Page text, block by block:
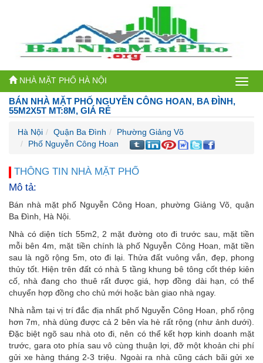
Bán
nhà
NHÀ MẶT PHỐ HÀ NỘI
BÁN NHÀ MẶT PHỐ NGUYỄN CÔNG HOAN, BA ĐÌNH,
55M2X5T MT:8M, GIÁ RẺ
Hà Nội Quận Ba Đình
Phường Giảng Võ
Phố Nguyễn Công Hoan
THÔNG TIN NHÀ MẶT PHỐ
Mô tả:
Bán nhà mặt phố Nguyễn Công Hoan, phường Giảng Võ, quận
Ba Đình, Hà Nội.
Nhà có diện tích 55m2, 2 mặt đường oto đi trước sau, mặt tiền
mỗi bên 4m, mặt tiền chính là phố Nguyễn Công Hoan, mặt tiền
sau là ngõ rộng 5m, oto đi lại. Thửa đất vuông vắn, đẹp, phong
thủy tốt. Hiện trên đất có nhà 5 tầng khung bê tông cốt thép kiên
cố, nhà đang cho thuê rất được giá, hợp đồng dài hạn, có thể
chuyển hợp đồng cho chủ mới hoặc bàn giao nhà ngay.
Nhà nằm tại vị trí đắc địa nhất phố Nguyễn Công Hoan, phố rộng
hơn 7m, nhà dùng được cả 2 bên vỉa hè rất rộng (như ảnh dưới).
Đặc biệt ngõ sau nhà oto đi, nên có thể kết hợp kinh doanh mặt
trước, gara oto phía sau vô cùng thuận lợi, đỡ một khoản chi phí
gửi xe hàng tháng 2-3 triệu. Ngoài ra nhà cũng cách bãi gửi xe